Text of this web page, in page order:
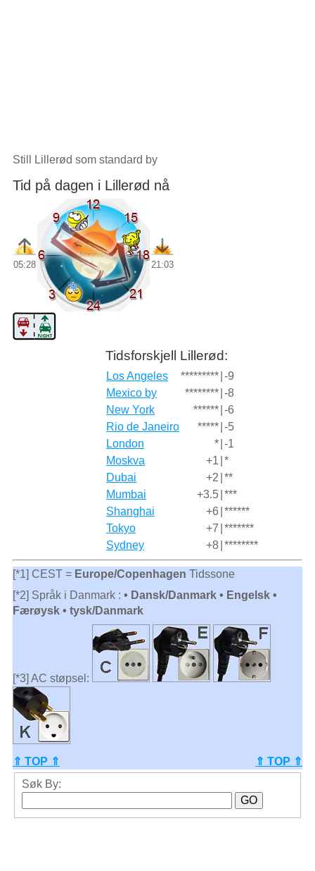
Still Lillerød som standard by
Tid på dagen i Lillerød nå
05:28 21:03
Tidsforskjell Lillerød:
Los Angeles ********* -9
Mexico by
******** -8
New York
****** -6
Rio de Janeiro
***** -5
London
* -1
Moskva
+1 *
Dubai
+2 **
Mumbai
+3.5 ***
Shanghai
+6 ******
Tokyo
+7 *******
Sydney
+8 ********
[*1] CEST = Europe/Copenhagen Tidssone
[*2] Språk i Danmark : • Dansk/Danmark • Engelsk •
Færøysk • tysk/Danmark
[*3] AC støpsel:
⇑ TOP ⇑
⇑ TOP ⇑
Søk By: